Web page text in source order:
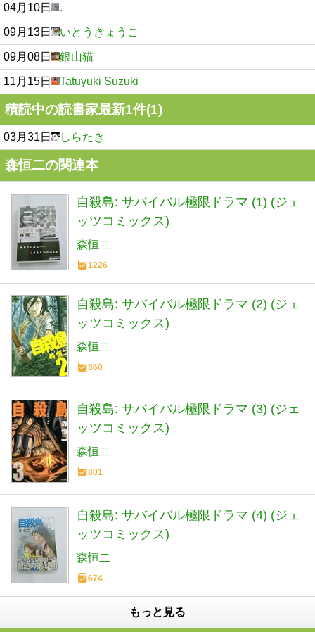
04月10日 .
09月13日 いとうきょうこ
09月08日 銀山猫
11月15日 Tatuyuki Suzuki
積読中の読書家最新1件(1)
03月31日 しらたき
森恒二の関連本
自殺島: サバイバル極限ドラマ (1) (ジェ
ッツコミックス)
森恒二
1226
自殺島: サバイバル極限ドラマ (2) (ジェ
ッツコミックス)
森恒二
860
自殺島: サバイバル極限ドラマ (3) (ジェ
ッツコミックス)
森恒二
801
自殺島: サバイバル極限ドラマ (4) (ジェ
ッツコミックス)
森恒二
674
もっと見る